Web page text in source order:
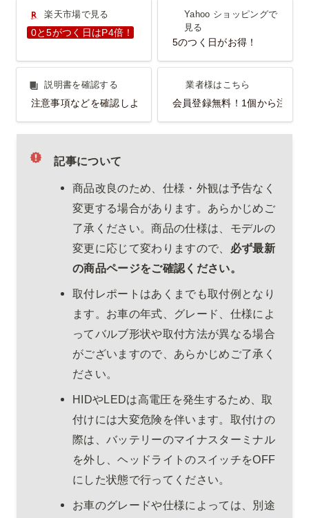
楽天市場で見る
楽天市場で見る
0と5がつく日はP4倍！
Yahoo ショッピングで見
Yahoo ショッピングで
見る
5のつく日がお得！
説明書を確認する
説明書を確認する
注意事項などを確認しよう！
業者様はこちら
業者様はこちら
会員登録無料！1個から注文
記事について
商品改良のため、仕様・外観は予告なく
変更する場合があります。あらかじめご
了承ください。商品の仕様は、モデルの
変更に応じて変わりますので、 必ず最新
の商品ページをご確認ください。
取付レポートはあくまでも取付例となり
ます。お車の年式、グレード、仕様によ
ってバルブ形状や取付方法が異なる場合
がございますので、あらかじめご了承く
ださい。
HIDやLEDは高電圧を発生するため、取
付けには大変危険を伴います。取付けの
際は、バッテリーのマイナスターミナル
を外し、ヘッドライトのスイッチをOFF
にした状態で行ってください。
お車のグレードや仕様によっては、別途